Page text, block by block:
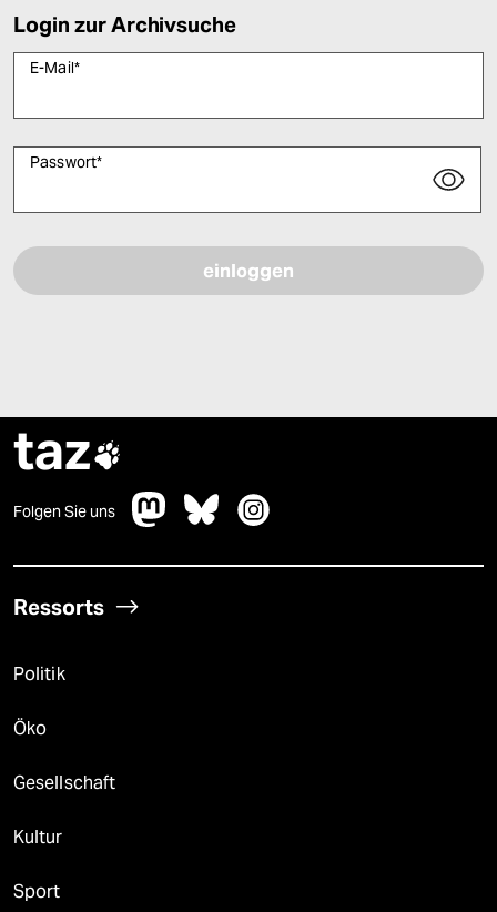
Login zur Archivsuche
E-Mail*
Passwort*
taz
Folgen Sie uns
Ressorts
Politik
Öko
Gesellschaft
Kultur
Sport